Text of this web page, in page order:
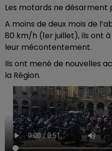
Les motards ne désarment
A moins de deux mois de
80 km/h (1er juillet), ils ont
leur mécontentement.
Ils ont mené de nouvelles
la Région.